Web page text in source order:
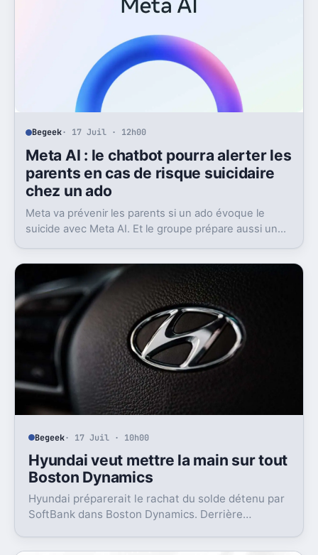
Begeek· 17 Juil · 12h00
Meta AI : le chatbot pourra alerter les
parents en cas de risque suicidaire
chez un ado
Meta va prévenir les parents si un ado évoque le
suicide avec Meta AI. Et le groupe prépare aussi un
Begeek· 17 Juil · 10h00
Hyundai veut mettre la main sur tout
Boston Dynamics
Hyundai préparerait le rachat du solde détenu par
SoftBank dans Boston Dynamics. Derrière